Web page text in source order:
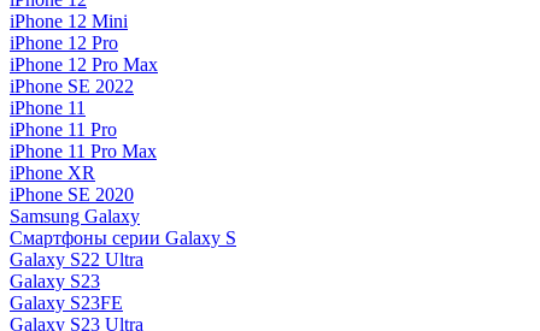
iPhone 12 Mini
iPhone 12 Pro
iPhone 12 Pro Max
iPhone SE 2022
iPhone 11
iPhone 11 Pro
iPhone 11 Pro Max
iPhone XR
iPhone SE 2020
Samsung Galaxy
Смартфоны серии Galaxy S
Galaxy S22 Ultra
Galaxy S23
Galaxy S23FE
Galaxy S23 Ultra